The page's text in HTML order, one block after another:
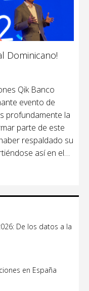
Dominicano!
Qik Banco
evento de
profundamente la
parte de este
respaldado su
así en el…
De los datos a la
en España